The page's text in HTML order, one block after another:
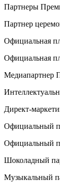
Партнеры
Партнер
Официальная
Официальная
Медиапартнер
Директ-
Официальный
Официальный
Шоколадный
Музыкальный